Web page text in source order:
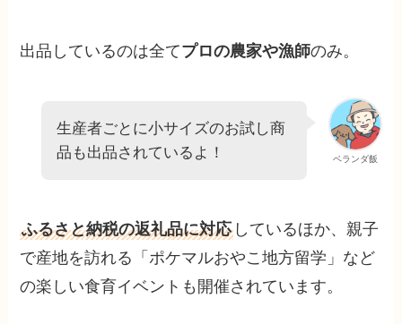
出品しているのは全てプロの農家や漁師のみ。
ベランダ飯
生産者ごとに小サイズのお試し商
品も出品されているよ！
ふるさと納税の返礼品に対応 しているほか、親子
で産地を訪れる「ポケマルおやこ地方留学」など
の楽しい食育イベントも開催されています。